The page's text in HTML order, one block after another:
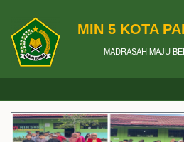
MIN 5 KOTA
MADRASAH MAJU